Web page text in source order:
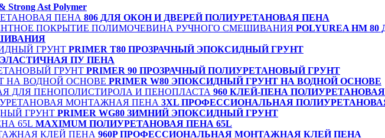
Strong Ast Polymer
806 ДЛЯ ОКОН И ДВЕРЕЙ ПОЛИУРЕТАНОВАЯ ПЕНА
POLYUREA HM
PRIMER Т80 ПРОЗРАЧНЫЙ ЭПОКСИДНЫЙ ГРУНТ
ЭЛАСТИЧНАЯ ПУ ПЕНА
PRIMER 90 ПРОЗРАЧНЫЙ ПОЛИУРЕТАНОВЫЙ ГРУНТ
PRIMER W80 ЭПОКСИДНЫЙ ГРУНТ НА ВОДНОЙ ОСНОВЕ
960 КЛЕЙ-ПЕНА
3XL ПРОФЕССИОНАЛЬНАЯ
PRIMER WG80 ЗИМНИЙ ЭПОКСИДНЫЙ ГРУНТ
MAXIMUM ПОЛИУРЕТАНОВАЯ ПЕНА 65L
960P ПРОФЕССИОНАЛЬНАЯ МОНТАЖНАЯ КЛЕЙ ПЕНА